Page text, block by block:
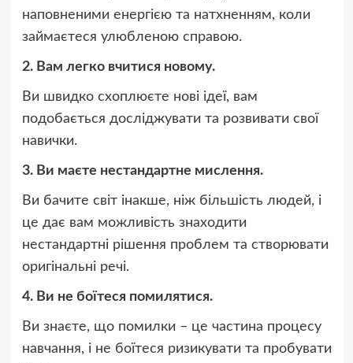
наповненими енергією та натхненням, коли
займаєтеся улюбленою справою.
2. Вам легко вчитися новому.
Ви швидко схоплюєте нові ідеї, вам
подобається досліджувати та розвивати свої
навички.
3. Ви маєте нестандартне мислення.
Ви бачите світ інакше, ніж більшість людей, і
це дає вам можливість знаходити
нестандартні рішення проблем та створювати
оригінальні речі.
4. Ви не боїтеся помилятися.
Ви знаєте, що помилки – це частина процесу
навчання, і не боїтеся ризикувати та пробувати